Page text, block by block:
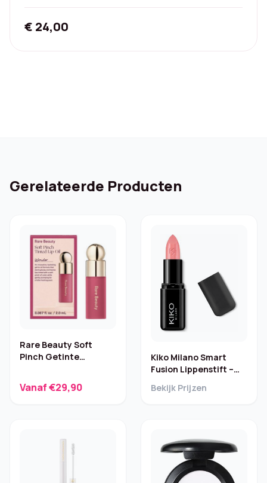
€ 24,00
Gerelateerde Producten
Rare Beauty Soft
Pinch Getinte
Vanaf €29,90
Kiko Milano Smart
Fusion Lippenstift –
Bekijk Prijzen